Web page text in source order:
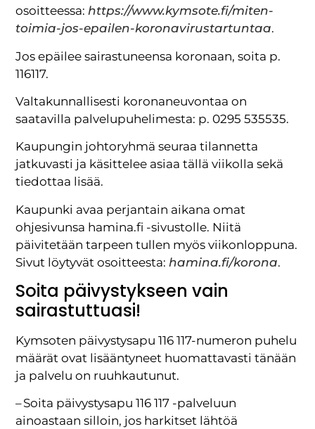
osoitteessa:https://www.kymsote.fi/miten-
toimia-jos-epailen-koronavirustartuntaa.
Jos epäilee sairastuneensa koronaan, soita p.
116117.
Valtakunnallisesti koronaneuvontaa on
saatavilla palvelupuhelimesta: p. 0295 535535.
Kaupungin johtoryhmä seuraa tilannetta
jatkuvasti ja käsittelee asiaa tällä viikolla sekä
tiedottaa lisää.
Kaupunki avaa perjantain aikana omat
ohjesivunsa hamina.fi -sivustolle. Niitä
päivitetään tarpeen tullen myös viikonloppuna.
Sivut löytyvät osoitteesta: hamina.fi/korona.
Soita päivystykseen vain
sairastuttuasi!
Kymsoten päivystysapu 116 117-numeron puhelu
määrät ovat lisääntyneet huomattavasti tänään
ja palvelu on ruuhkautunut.
– Soita päivystysapu 116 117 -palveluun
ainoastaan silloin, jos harkitset lähtöä